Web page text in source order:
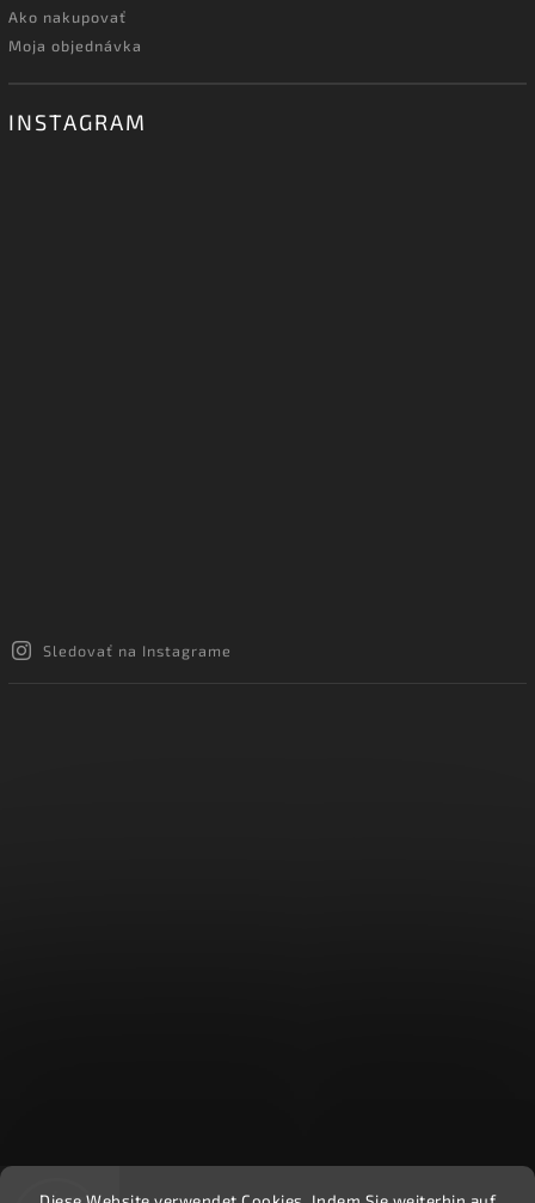
Ako nakupovať
Moja objednávka
INSTAGRAM
Sledovať na Instagrame